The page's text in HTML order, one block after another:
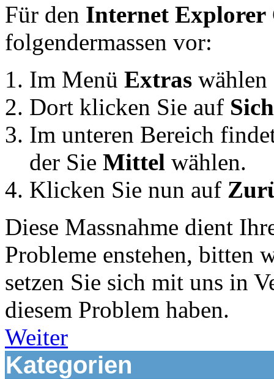
Für den Internet Explorer
folgendermassen vor:
Im Menü Extras
Dort klicken Sie auf
Im unteren Bereich
der Sie Mittel wählen.
Klicken Sie nun auf
Diese Massnahme dient
Probleme enstehen, bitten
setzen Sie sich mit uns in
diesem Problem haben.
Weiter
Kategorien